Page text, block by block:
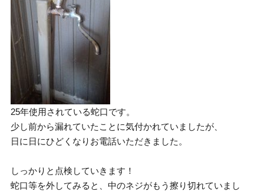
25年使用されている蛇口です。
少し前から漏れていたことに気付かれていましたが、
日に日にひどくなりお電話いただきました。
しっかりと点検していきます！
蛇口等を外してみると、中のネジがもう擦り切れていまし